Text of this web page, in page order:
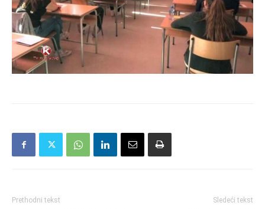
Prethodni tekst Sledeći tekst